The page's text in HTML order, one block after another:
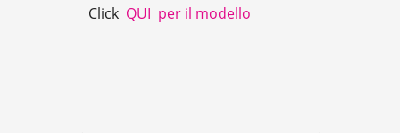
Click QUI per il modello